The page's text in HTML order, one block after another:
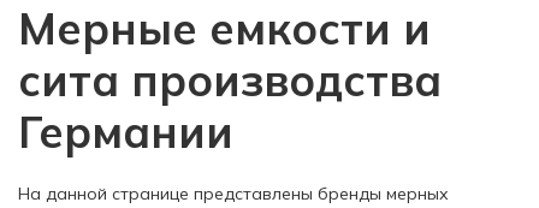
Мерные емкости и
сита производства
Германии
На данной странице представлены бренды мерных